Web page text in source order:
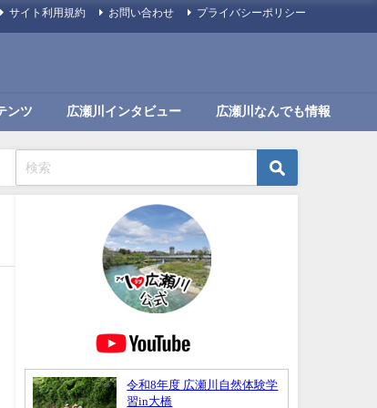
サイト利用規約 お問い合わせ プライバシーポリシー
ンツ 広瀬川インタビュー 広瀬川なんでも情報